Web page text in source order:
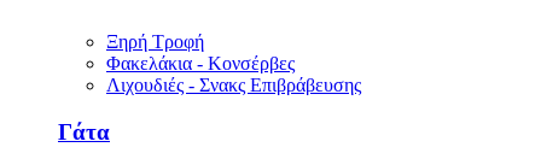
Ξηρή Τροφή
Φακελάκια - Κονσέρβες
Λιχουδιές - Σνακς Επιβράβευσης
Γάτα